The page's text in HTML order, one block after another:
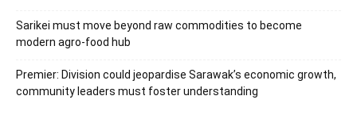
Sarikei must move beyond raw commodities to become
modern agro-food hub
Premier: Division could jeopardise Sarawak’s economic growth,
community leaders must foster understanding